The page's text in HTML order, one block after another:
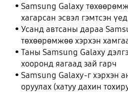
Samsung Galaxy
хагарсан эсвэл гэмтсэн
Усанд автсаны дараа
төхөөрөмжөө хэрхэн
Таны Samsung Galaxy
хооронд яагаад зай гарч
Samsung Galaxy-г хэрхэн
оруулах (хатуу дахин